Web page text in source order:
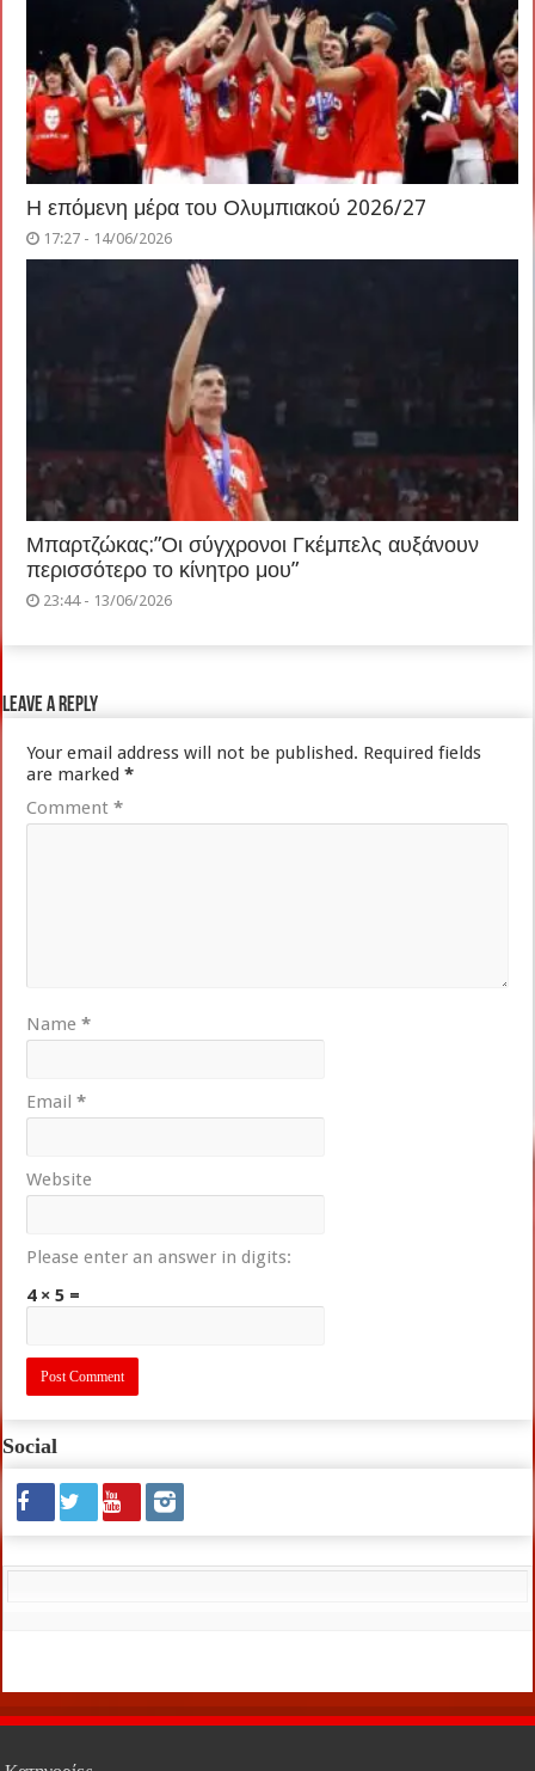
Η επόμενη μέρα του Ολυμπιακού 2026/27
17:27 - 14/06/2026
Μπαρτζώκας:”Οι σύγχρονοι Γκέμπελς αυξάνουν
περισσότερο το κίνητρο μου”
23:44 - 13/06/2026
Leave a Reply
Your email address will not be published. Required fields
are marked*
Comment*
Name*
Email*
Website
Please enter an answer in digits:
4 × 5 =
Social